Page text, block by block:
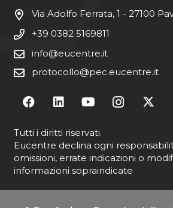
Via Adolfo Ferrata, 1 - 27100
+39 0382 5169811
info@eucentre.it
protocollo@pec.eucentre.it
Tutti i diritti riservati.
Eucentre declina ogni
omissioni, errate indicazioni o
informazioni sopraindicate